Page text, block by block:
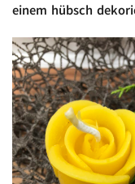
einem hübsch